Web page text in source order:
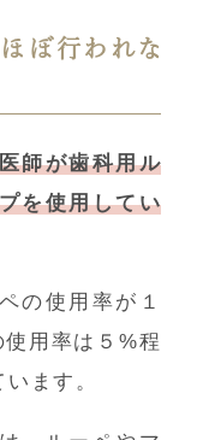
ぼ行われな
師が歯科用ル
を使用してい
の使用率が１
用率は５%程
ます。